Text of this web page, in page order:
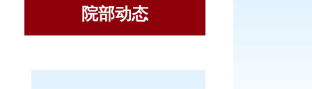
院部动态